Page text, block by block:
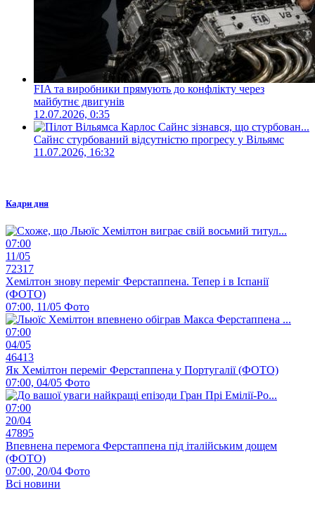
FIA та виробники прямують до конфлікту через
майбутнє двигунів
12.07.2026, 0:35
Сайнс стурбований відсутністю прогресу у Вільямс
11.07.2026, 16:32
Кадри дня
07:00
11/05
72317
Хемілтон знову переміг Ферстаппена. Тепер і в Іспанії
(ФОТО)
07:00, 11/05 Фото
07:00
04/05
46413
Як Хемілтон переміг Ферстаппена у Португалії (ФОТО)
07:00, 04/05 Фото
07:00
20/04
47895
Впевнена перемога Ферстаппена під італійським дощем
(ФОТО)
07:00, 20/04 Фото
Всі новини